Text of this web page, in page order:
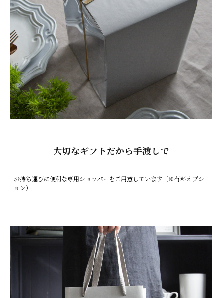
大切なギフトだから手渡しで
お持ち運びに便利な専用ショッパーをご用意しています（※有料オプシ
ョン）